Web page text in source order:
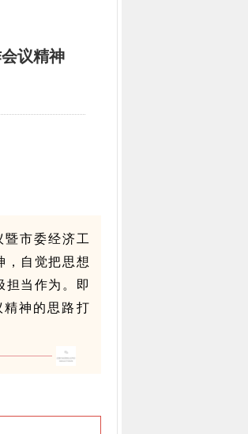
议精神
市委经济工
，自觉把思想
担当作为。即
精神的思路打